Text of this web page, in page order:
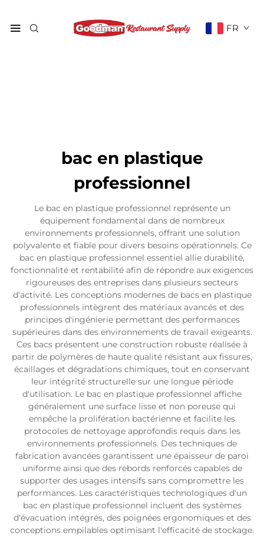
FR
bac en plastique
professionnel
Le bac en plastique professionnel représente un
équipement fondamental dans de nombreux
environnements professionnels, offrant une solution
polyvalente et fiable pour divers besoins opérationnels. Ce
bac en plastique professionnel essentiel allie durabilité,
fonctionnalité et rentabilité afin de répondre aux exigences
rigoureuses des entreprises dans plusieurs secteurs
d'activité. Les conceptions modernes de bacs en plastique
professionnels intègrent des matériaux avancés et des
principes d'ingénierie permettant des performances
supérieures dans des environnements de travail exigeants.
Ces bacs présentent une construction robuste réalisée à
partir de polymères de haute qualité résistant aux fissures,
écaillages et dégradations chimiques, tout en conservant
leur intégrité structurelle sur une longue période
d'utilisation. Le bac en plastique professionnel affiche
généralement une surface lisse et non poreuse qui
empêche la prolifération bactérienne et facilite les
protocoles de nettoyage approfondis requis dans les
environnements professionnels. Des techniques de
fabrication avancées garantissent une épaisseur de paroi
uniforme ainsi que des rebords renforcés capables de
supporter des usages intensifs sans compromettre les
performances. Les caractéristiques technologiques d'un
bac en plastique professionnel incluent des systèmes
d'évacuation intégrés, des poignées ergonomiques et des
conceptions empilables optimisant l'efficacité de stockage.